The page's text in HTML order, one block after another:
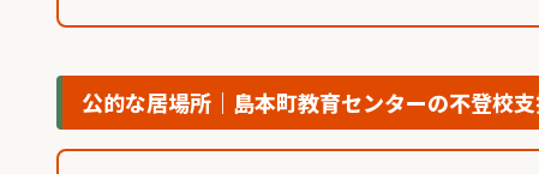
公的な居場所｜島本町教育センターの不登校